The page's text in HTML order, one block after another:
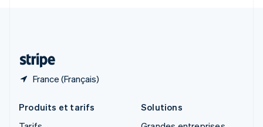
France (Français)
Produits et tarifs
Solutions